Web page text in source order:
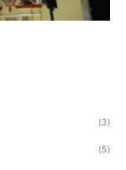
(3)
(5)